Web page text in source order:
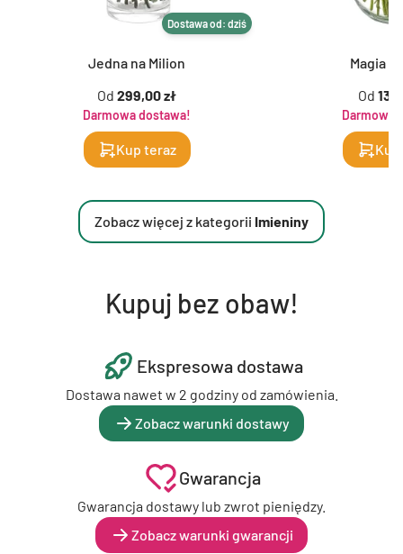
Dostawa od: dziś
Jedna na Milion
Od 299,00 zł
Darmowa dostawa!
Kup teraz
Magia
Od
Darmowa
Zobacz więcej z kategorii Imieniny
Kupuj bez obaw!
Ekspresowa dostawa
Dostawa nawet w 2 godziny od zamówienia.
Zobacz warunki dostawy
Gwarancja
Gwarancja dostawy lub zwrot pieniędzy.
Zobacz warunki gwarancji